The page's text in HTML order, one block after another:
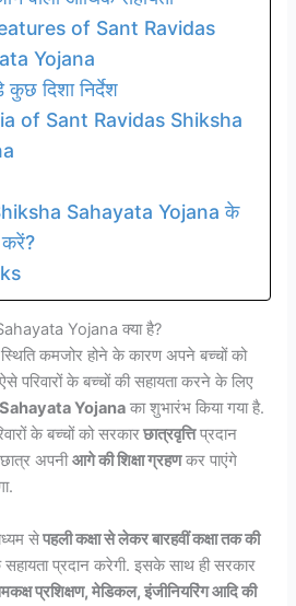
of Sant Ravidas
Yojana
दिशा निर्देश
of Sant Ravidas Shiksha
Sahayata Yojana के
Yojana क्या है?
कमजोर होने के कारण अपने बच्चों को
ऐसे परिवारों के बच्चों की सहायता करने के लिए
Yojana का शुभारंभ किया गया है.
के बच्चों को सरकारछात्रवृत्तिप्रदान
छात्र अपनीआगे की शिक्षा ग्रहणकर पाएंगे
सेपहली कक्षा से लेकर बारहवीं कक्षा तक की
सहायता प्रदान करेगी. इसके साथ ही सरकार
प्रशिक्षण, मेडिकल, इंजीनियरिंग आदि की